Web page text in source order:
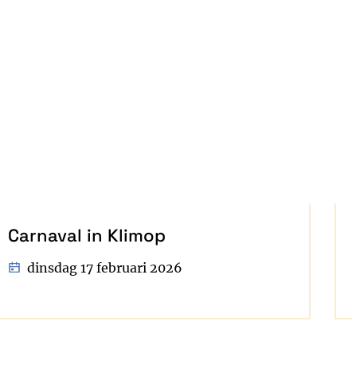
Carnaval in Klimop
dinsdag 17 februari 2026